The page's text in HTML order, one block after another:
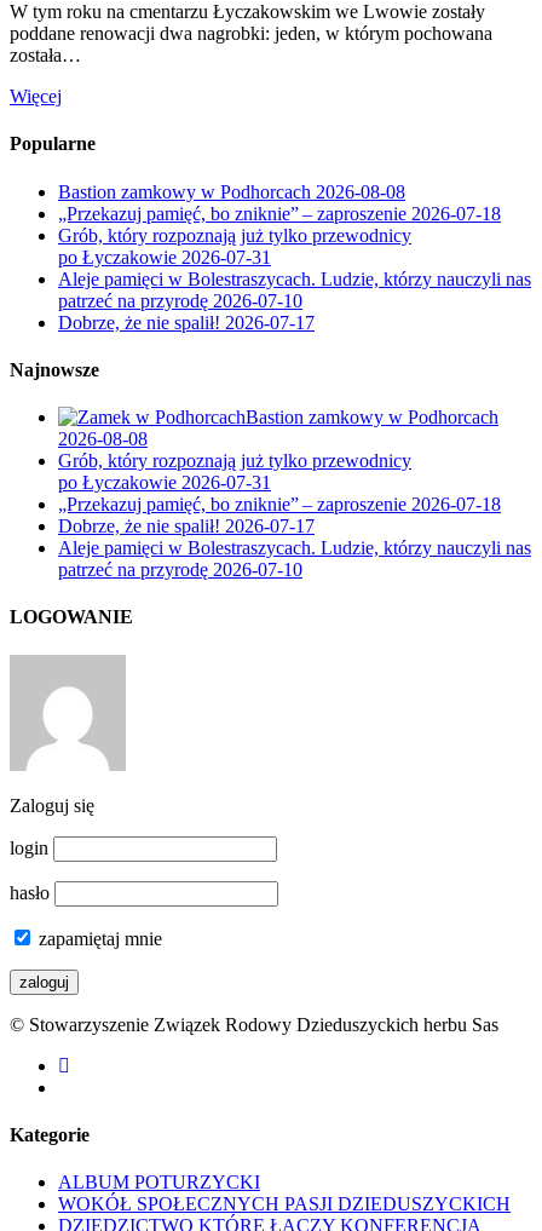
W tym roku na cmentarzu Łyczakowskim we Lwowie zostały
poddane renowacji dwa nagrobki: jeden, w którym pochowana
została…
Więcej
Popularne
Bastion zamkowy w Podhorcach 2026-08-08
„Przekazuj pamięć, bo zniknie” – zaproszenie 2026-07-18
Grób, który rozpoznają już tylko przewodnicy
po Łyczakowie 2026-07-31
Aleje pamięci w Bolestraszycach. Ludzie, którzy nauczyli nas
patrzeć na przyrodę 2026-07-10
Dobrze, że nie spalił! 2026-07-17
Najnowsze
Bastion zamkowy w Podhorcach
2026-08-08
Grób, który rozpoznają już tylko przewodnicy
po Łyczakowie 2026-07-31
„Przekazuj pamięć, bo zniknie” – zaproszenie 2026-07-18
Dobrze, że nie spalił! 2026-07-17
Aleje pamięci w Bolestraszycach. Ludzie, którzy nauczyli nas
patrzeć na przyrodę 2026-07-10
LOGOWANIE
Zaloguj się
login
hasło
zapamiętaj mnie
© Stowarzyszenie Związek Rodowy Dzieduszyckich herbu Sas
facebook
Kategorie
ALBUM POTURZYCKI
WOKÓŁ SPOŁECZNYCH PASJI DZIEDUSZYCKICH
DZIEDZICTWO KTÓRE ŁĄCZY KONFERENCJA